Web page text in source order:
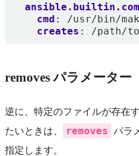
cmd :
/usr/bin/
creates : /path/
removes パラメーター
逆に、特定のファイルが存在
たいときは、
removes パラ
指定します。